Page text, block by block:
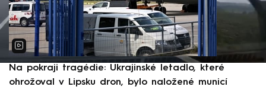
Na pokraji tragédie: Ukrajinské letadlo, které
ohrožoval v Lipsku dron, bylo naložené municí